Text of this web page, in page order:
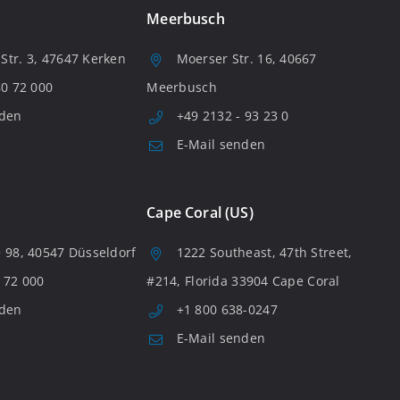
3, 47647 Kerken
72 000
Meerbusch
Moerser Str. 16, 40667
Meerbusch
+49 2132 - 93 23 0
E-Mail senden
98, 40547 Düsseldorf
000
Cape Coral (US)
1222 Southeast, 47th Street,
#214, Florida 33904 Cape Coral
+1 800 638-0247
E-Mail senden